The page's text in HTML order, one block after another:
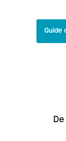
Guide